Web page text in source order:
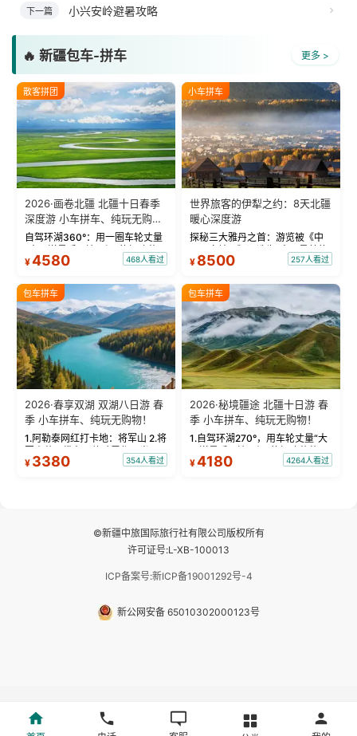
下一篇 小兴安岭避暑攻略
🔥 新疆包车-拼车 更多 >
散客拼团
2026·画卷北疆 北疆十日春季
深度游 小车拼车、纯玩无购
物！
自驾环湖360°：用一圈车轮丈量
“大西洋最后一滴眼泪”的极致蔚
蓝。 赛湖旅拍：甄选多款风格服
绝美瞬间。 赛湖坦克300跟车视
频：专业摄影师...
¥4580 468人看过
小车拼车
世界旅客的伊犁之约：8天北疆
暖心深度游
探秘三大雅丹之首：游览被《中
国国家地理》评选为“中国最美的
三大雅丹”第一名的克拉玛依魔鬼
瓦人最大村落——禾木村，欣赏
晨雾与小木...
¥ 8500 257人看过
包车拼车
2026·春享双湖 双湖八日游 春
季 小车拼车、纯玩无购物！
1.阿勒泰网红打卡地：将军山 2.将
军山落日缆车，体验雪都风光 3.
将军山，夕阳派对，蹦迪party 4.
¥ 3380 354人看过
包车拼车
2026·秘境疆途 北疆十日游 春
季 小车拼车、纯玩无购物！
1.自驾环湖270°，用车轮丈量“大
西洋最后一滴眼泪”的极致蔚蓝，
让雪山、花海与深邃湖水在转弯
¥4180 4264人看过
©新疆中旅国际旅行社有限公司版权所有
许可证号:L-XB-100013
ICP备案号:新ICP备19001292号-4
新公网安备 65010302000123号